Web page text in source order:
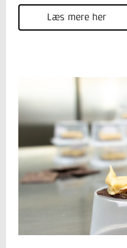
Læs mere her